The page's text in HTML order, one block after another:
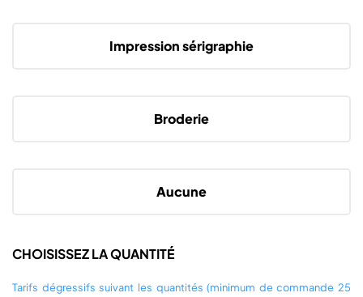
Impression sérigraphie
Broderie
Aucune
CHOISISSEZ LA QUANTITÉ
Tarifs dégressifs suivant les quantités (minimum de commande 25